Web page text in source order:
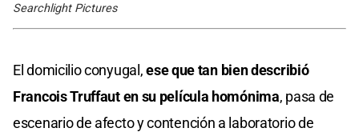
Searchlight Pictures
El domicilio conyugal,ese que tan bien describió
Francois Truffaut en su película homónima, pasa de
escenario de afecto y contención a laboratorio de